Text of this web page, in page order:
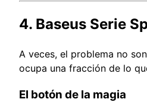
4. Baseus Serie
A veces, el problema no
ocupa una fracción de lo
El botón de la magia